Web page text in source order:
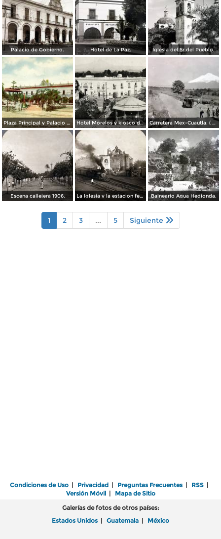
Palacio de Gobierno. Hotel de La Paz. Iglesia del Sr del Pueblo.
Plaza Principal y Palacio Municipal Hotel Morelos y kiosco de la plaza Carretera Mex-Cuautla. ( Circulada el 14 de Octubre de 1938 ).
Escena callejera 1906. La Iglesia y la estacion ferroviaria 1906 Balneario Agua Hedionda.
1 2 3 ... 5 Siguiente
Condiciones de Uso | Privacidad | Preguntas Frecuentes | RSS |
Versión Móvil| Mapa de Sitio
Galerías de fotos de otros países:
Estados Unidos | Guatemala | México